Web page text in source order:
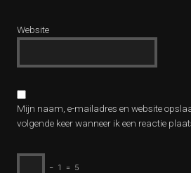
Website
Mijn naam, e-mailadres en website
volgende keer wanneer ik een reactie
− 1 = 5